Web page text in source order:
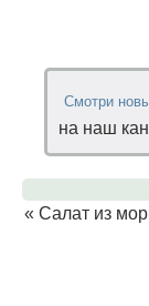
Смотри
на наш
« Салат из